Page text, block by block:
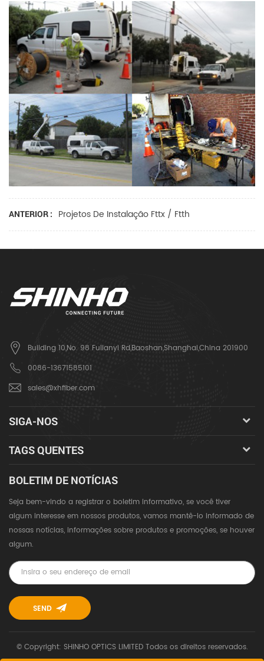
ANTERIOR : Projetos De Instalação Fttx / Ftth
Building 10,No. 98 Fulianyi Rd,Baoshan,Shanghai,China 201900
0086-13671585101
sales@xhfiber.com
SIGA-NOS
TAGS QUENTES
BOLETIM DE NOTÍCIAS
Seja bem-vindo a registrar o boletim informativo, se você tiver
algum interesse em nossos produtos, vamos mantê-lo informado de
nossas notícias, informações sobre produtos e promoções, se houver
algum.
© Copyright: SHINHO OPTICS LIMITED Todos os direitos reservados.